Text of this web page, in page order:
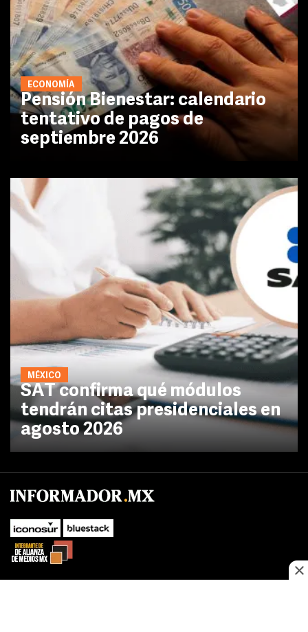
ECONOMÍA
Pensión Bienestar: calendario
tentativo de pagos de
septiembre 2026
MÉXICO
SAT confirma qué módulos
tendrán citas presidenciales en
agosto 2026